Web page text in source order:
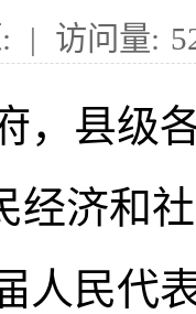
| 访问量:
， 县级
经济和
人民代